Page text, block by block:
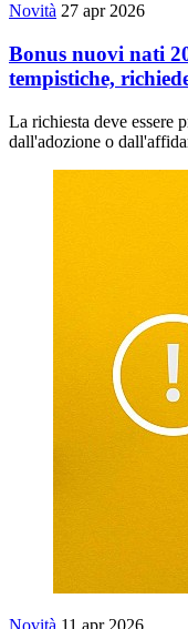
Novità 27 apr 2026
Bonus nuovi nati
tempistiche,
La richiesta deve essere
dall'adozione o
Novità 11 apr 2026